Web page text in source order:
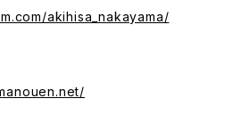
akihisa_nakayama/